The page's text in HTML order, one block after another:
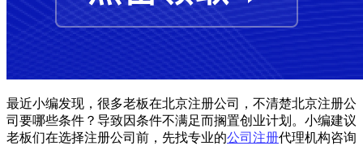
最近小编发现，很多老板在北京注册公司，不清楚北京注册公
司要哪些条件？导致因条件不满足而搁置创业计划。小编建议
老板们在选择注册公司前，先找专业的公司注册代理机构咨询